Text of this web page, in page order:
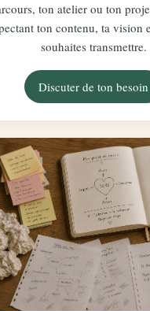
ton atelier ou ton
ton contenu, ta vision
souhaites transmettre.
Discuter de ton besoin